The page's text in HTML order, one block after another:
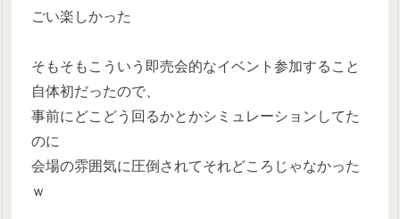
ごい楽しかった
そもそもこういう即売会的なイベント参加すること
自体初だったので、
事前にどこどう回るかとかシミュレーションしてた
のに
会場の雰囲気に圧倒されてそれどころじゃなかった
ｗ